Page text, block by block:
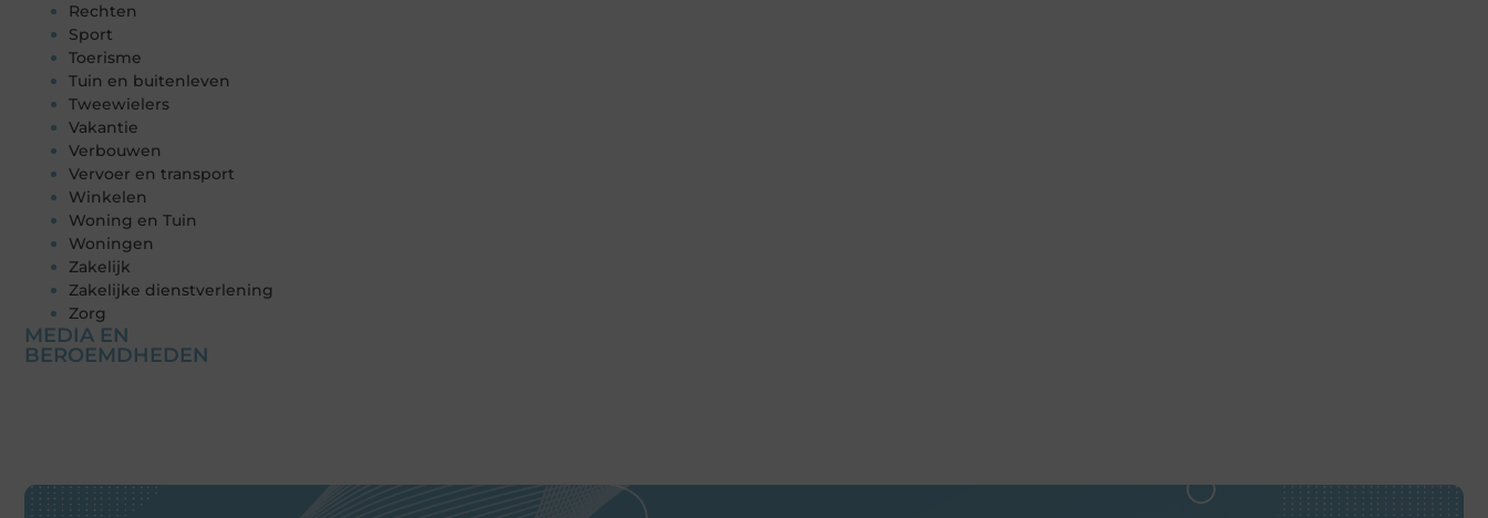
Rechten
Sport
Toerisme
Tuin en buitenleven
Tweewielers
Vakantie
Verbouwen
Vervoer en transport
Winkelen
Woning en Tuin
Woningen
Zakelijk
Zakelijke dienstverlening
Zorg
MEDIA EN
BEROEMDHEDEN